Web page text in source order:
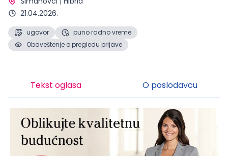
21.04.2026.
ugovor
puno radno vreme
Obaveštenje o pregledu prijave
Tekst oglasa O poslodavcu